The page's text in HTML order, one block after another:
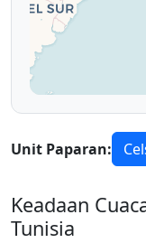
Unit Paparan:
Keadaan
Tunisia